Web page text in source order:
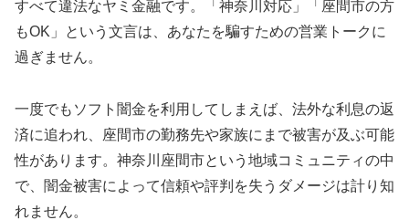
すべて違法なヤミ金融です。「神奈川対応」「座間市の方
もOK」という文言は、あなたを騙すための営業トークに
過ぎません。
一度でもソフト闇金を利用してしまえば、法外な利息の返
済に追われ、座間市の勤務先や家族にまで被害が及ぶ可能
性があります。神奈川座間市という地域コミュニティの中
で、闇金被害によって信頼や評判を失うダメージは計り知
れません。